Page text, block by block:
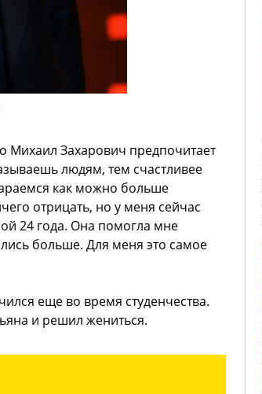
Михаил Захарович предпочитает
людям, тем счастливее
как можно больше
отрицать, но у меня сейчас
24 года. Она помогла мне
больше. Для меня это самое
еще во время студенчества.
и решил жениться.